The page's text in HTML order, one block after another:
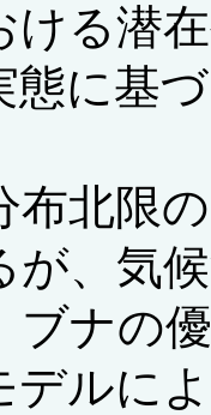
ける潜
態に基
北限
が、気
ブナの
デルに